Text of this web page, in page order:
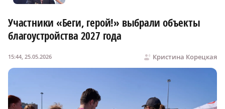
Участники «Беги, герой!» выбрали объекты
благоустройства 2027 года
Кристина Корецкая
15:44, 25.05.2026